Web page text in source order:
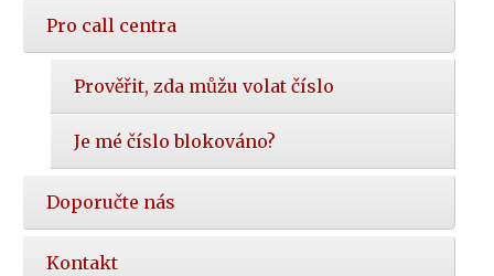
Pro call centra
Prověřit, zda můžu volat číslo
Je mé číslo blokováno?
Doporučte nás
Kontakt